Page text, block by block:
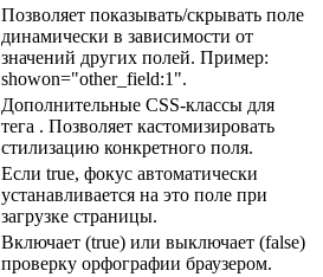
Позволяет показывать/скрывать поле
динамически в зависимости от
значений других полей. Пример:
showon="other_field:1".
Дополнительные CSS-классы для
тега . Позволяет кастомизировать
стилизацию конкретного поля.
Если true, фокус автоматически
устанавливается на это поле при
загрузке страницы.
Включает (true) или выключает (false)
проверку орфографии браузером.